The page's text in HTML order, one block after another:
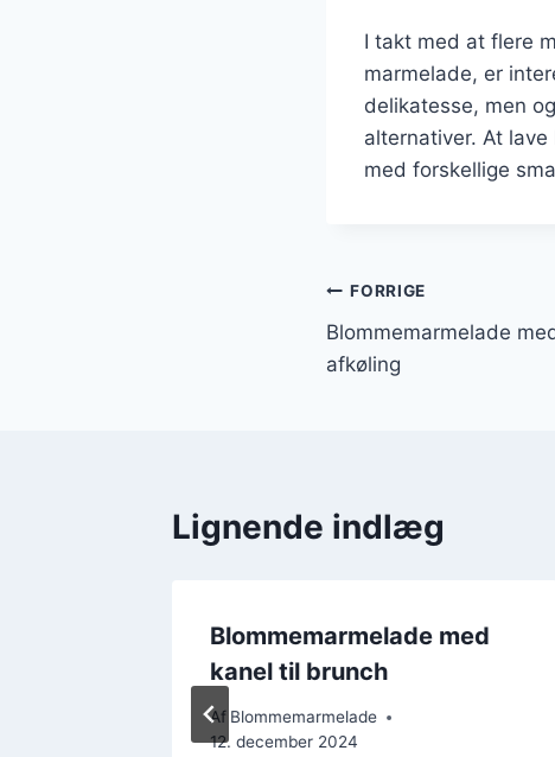
I takt med at flere
marmelade, er
delikatesse, men
alternativer. At
med forskellige
FORRIGE
Blommemarmelade
afkøling
Lignende indlæg
Blommemarmelade med
kanel til brunch
Af Blommemarmelade
12. december 2024